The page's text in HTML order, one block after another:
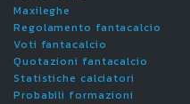
Maxileghe
Regolamento fantacalcio
Voti fantacalcio
Quotazioni fantacalcio
Statistiche calciatori
Probabili formazioni